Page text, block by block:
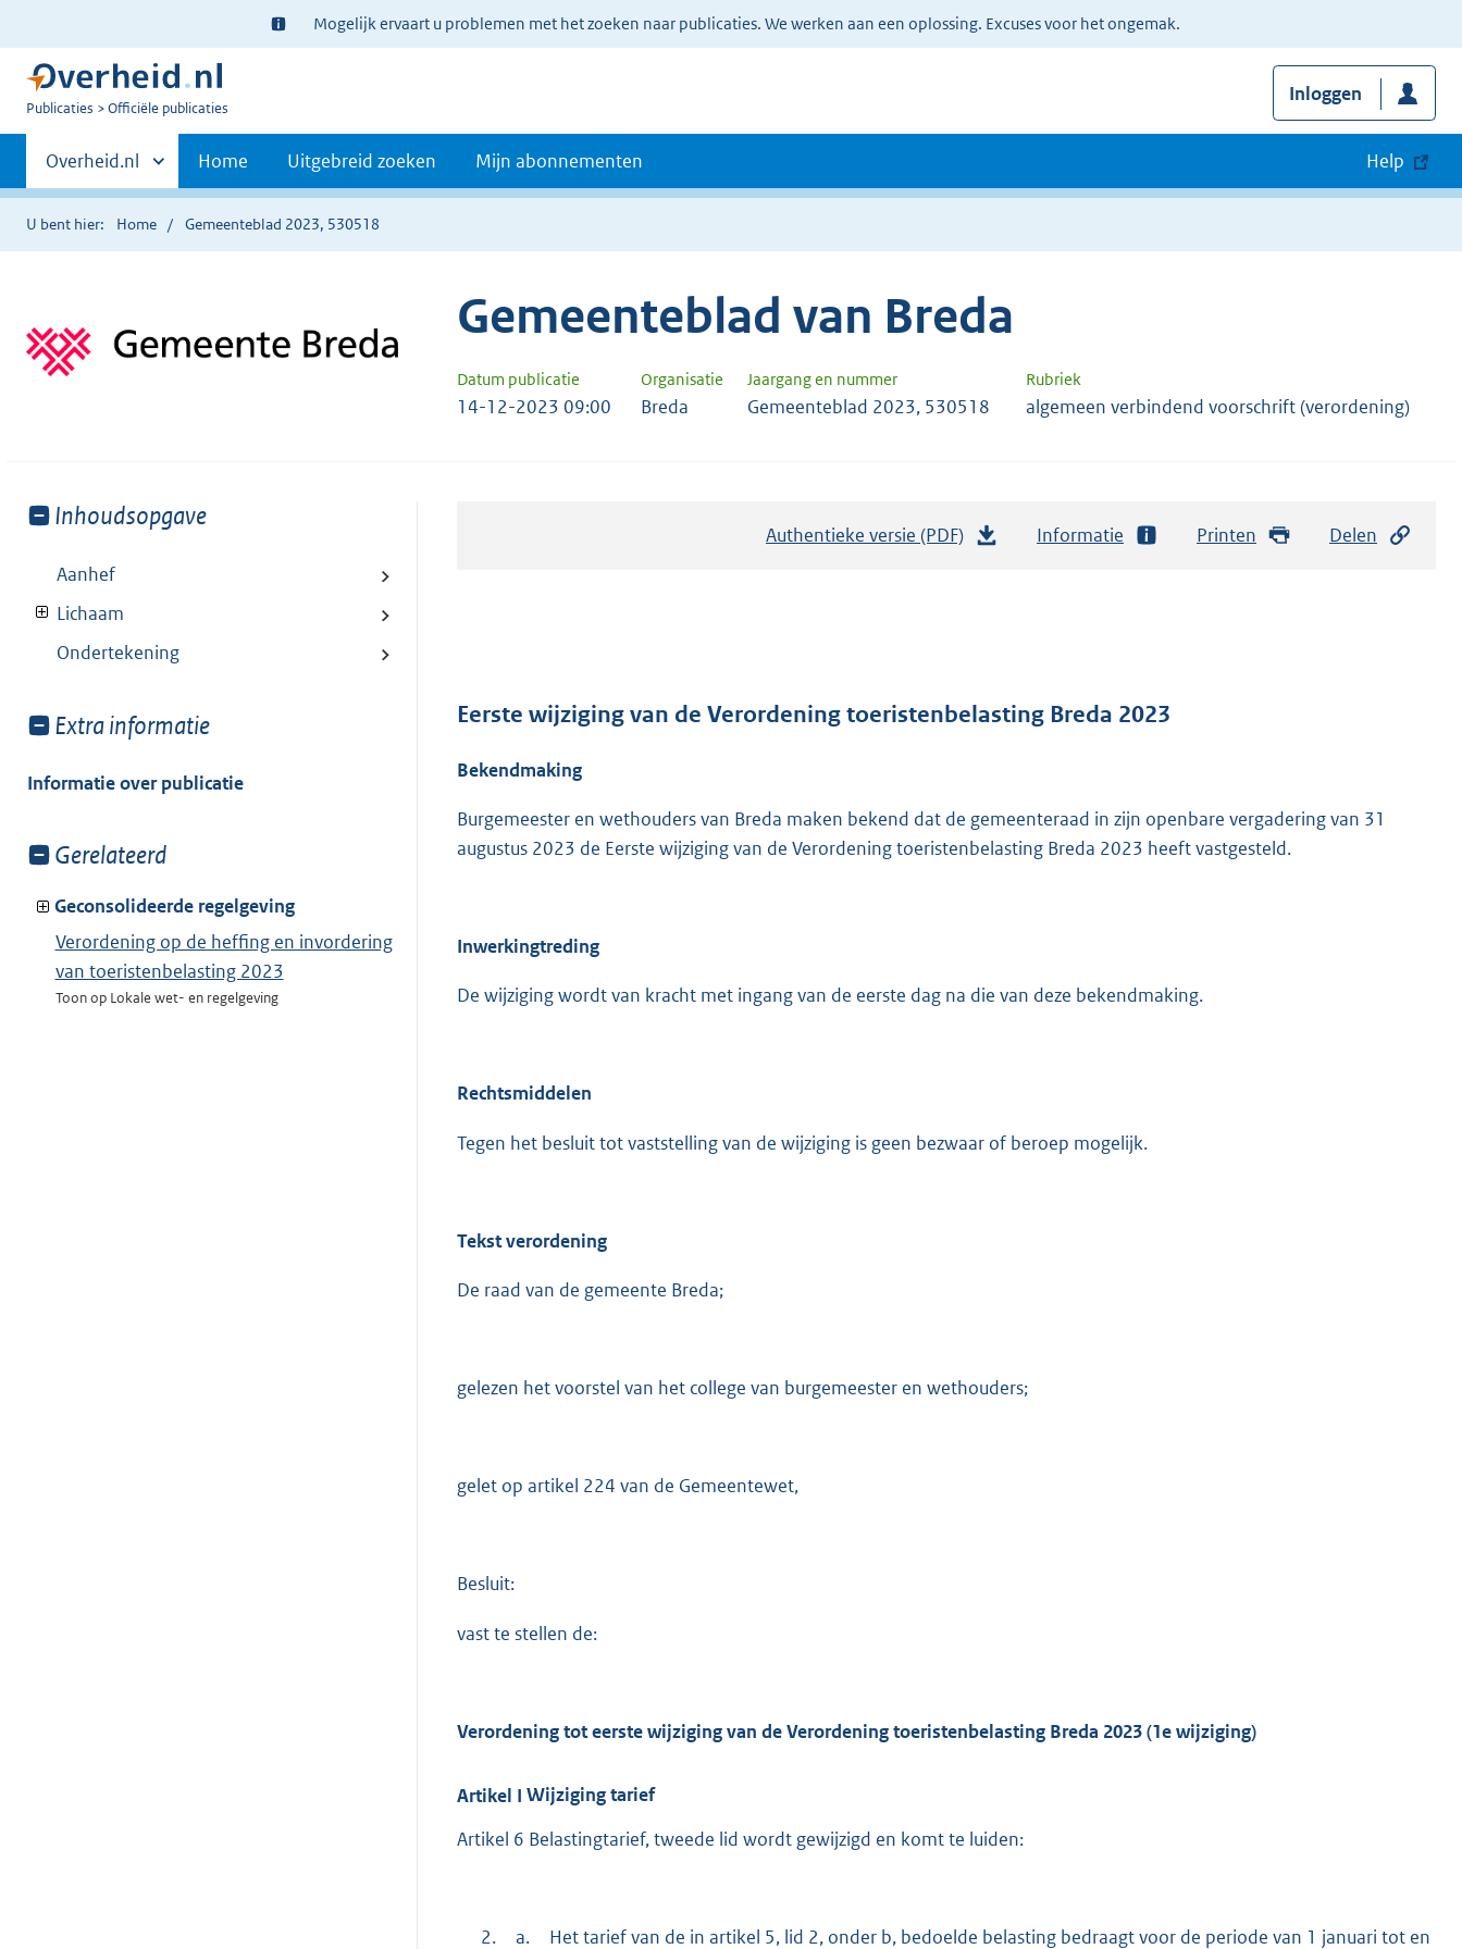
Ter
informatie:
Mogelijk ervaart u problemen met het zoeken naar publicaties. We werken aan een oplossing. Excuses voor het ongemak.
U
Publicaties Officiële publicaties
Inloggen
Primaire
navigatie
Andere
sites
binnen
Overheid.nl Home Uitgebreid zoeken Mijn abonnementen Help
U bent hier: Home Gemeenteblad 2023, 530518
Gemeenteblad van Breda
Datum publicatie Organisatie Jaargang en nummer Rubriek
14-12-2023 09:00 Breda Gemeenteblad 2023, 530518 algemeen verbindend voorschrift (verordening)
Toon
van:
Inhoudsopgave
Aanhef
Lichaam
Ondertekening
Toon
van:
Extra informatie
Informatie over publicatie
Toon
van:
Gerelateerd
Geconsolideerde regelgeving
Verordening op de heffing en invordering
van toeristenbelasting 2023
Toon op Lokale wet- en regelgeving
Authentieke versie (PDF)
d
o
o
2
Informatie Printen Delen
Eerste wijziging van de Verordening toeristenbelasting Breda 2023
Bekendmaking
Burgemeester en wethouders van Breda maken bekend dat de gemeenteraad in zijn openbare vergadering van 31
augustus 2023 de Eerste wijziging van de Verordening toeristenbelasting Breda 2023 heeft vastgesteld.
Inwerkingtreding
De wijziging wordt van kracht met ingang van de eerste dag na die van deze bekendmaking.
Rechtsmiddelen
Tegen het besluit tot vaststelling van de wijziging is geen bezwaar of beroep mogelijk.
Tekst verordening
De raad van de gemeente Breda;
gelezen het voorstel van het college van burgemeester en wethouders;
gelet op artikel 224 van de Gemeentewet,
Besluit:
vast te stellen de:
Verordening tot eerste wijziging van de Verordening toeristenbelasting Breda 2023 (1e wijziging)
Artikel I Wijziging tarief
Artikel 6 Belastingtarief, tweede lid wordt gewijzigd en komt te luiden:
2. a.
Het tarief van de in artikel 5, lid 2, onder b, bedoelde belasting bedraagt voor de periode van 1 januari tot en